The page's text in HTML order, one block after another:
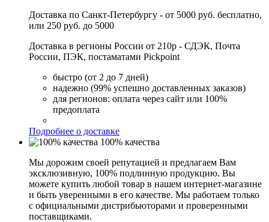
Доставка по Санкт-Петербургу - от 5000 руб. бесплатно,
или 250 руб. до 5000
Доставка в регионы России от 210р - СДЭК, Почта
России, ПЭК, постаматами Pickpoint
быстро (от 2 до 7 дней)
надежно (99% успешно доставленных заказов)
для регионов: оплата через сайт или 100%
предоплата
Подробнее о доставке
100% качества
Мы дорожим своей репутацией и предлагаем Вам
эксклюзивную, 100% подлинную продукцию. Вы
можете купить любой товар в нашем интернет-магазине
и быть уверенными в его качестве. Мы работаем только
с официальными дистрибьюторами и проверенными
поставщиками.